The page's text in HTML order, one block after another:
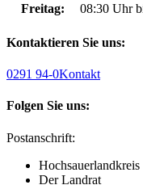
Freitag:
08:30 Uhr
Kontaktieren Sie uns:
0291 94-0Kontakt
Folgen Sie uns:
Postanschrift:
Hochsauerlandkreis
Der Landrat